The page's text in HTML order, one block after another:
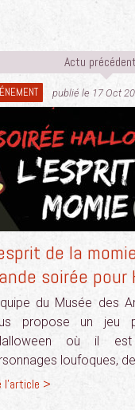
Actu
publié le 17 Oct
de la
soirée pour
du Musée des
propose un jeu
où il
loufoques,
l'article >